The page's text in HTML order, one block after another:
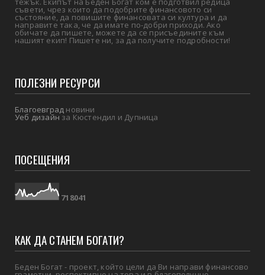
съвети, чрез които да подобрите финансовото си
състояние, да повишите финансовата си култура и да
направите така, че да имате по-добри приходи. Ако
обичате да пишете, можете да се присъедините към
нашият екип! Пишете ни, за да получите подробности!
ПОЛЕЗНИ РЕСУРСИ
Благоевград новини
Уеб дизайн за Кюстендил и Дупница
ПОСЕЩЕНИЯ
71 8041
КАК ДА СТАНЕМ БОГАТИ?
Беден Богат - проект, който цели да Ви направи финансово